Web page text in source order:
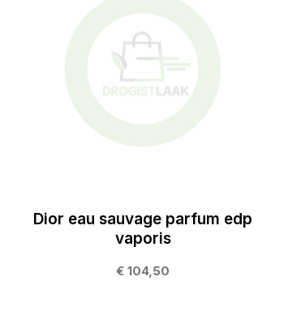
Dior eau sauvage parfum edp
vaporis
€ 104,50